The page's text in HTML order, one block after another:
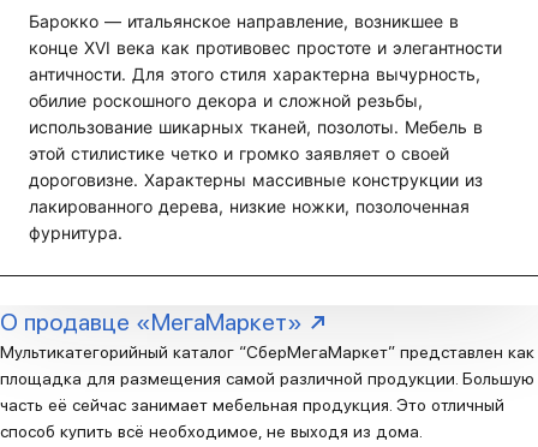
Барокко — итальянское направление, возникшее в
конце XVI века как противовес простоте и элегантности
античности. Для этого стиля характерна вычурность,
обилие роскошного декора и сложной резьбы,
использование шикарных тканей, позолоты. Мебель в
этой стилистике четко и громко заявляет о своей
дороговизне. Характерны массивные конструкции из
лакированного дерева, низкие ножки, позолоченная
фурнитура.
О продавце «МегаМаркет»
Мультикатегорийный каталог “СберМегаМаркет” представлен как
площадка для размещения самой различной продукции. Большую
часть её сейчас занимает мебельная продукция. Это отличный
способ купить всё необходимое, не выходя из дома.